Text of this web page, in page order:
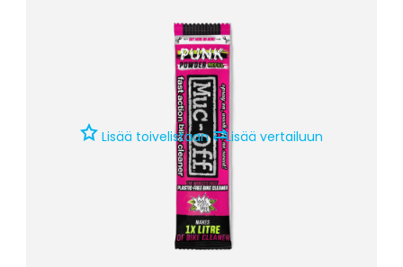
Lisää toivelistaan ⇄Lisää vertailuun